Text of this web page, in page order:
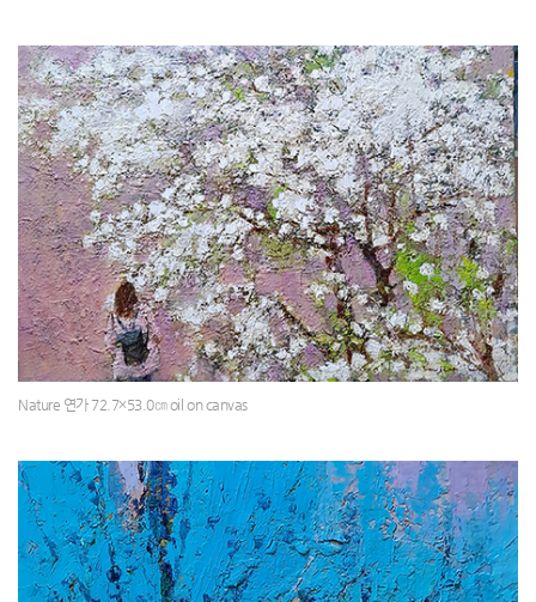
Nature 연가 72.7×53.0㎝ oil on canvas